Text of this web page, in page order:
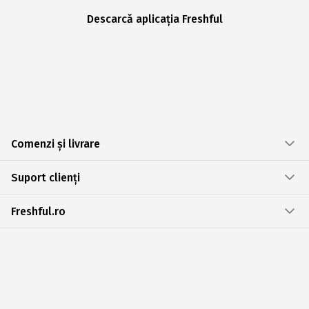
Descarcă aplicația Freshful
Comenzi și livrare
Suport clienți
Freshful.ro